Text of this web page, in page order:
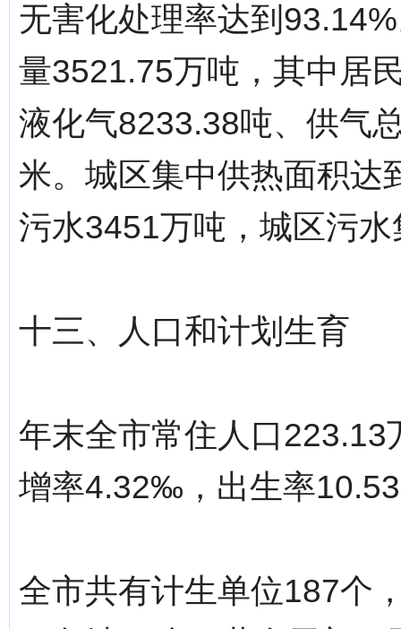
无害化处理率达到
量3521.75万吨，其中居
液化气8233.38吨、供气
米。城区集中供热面积达
污水3451万吨，城区污
十三、人口和计划生育
年末全市常住人口
增率4.32‰，出生率
全市共有计生单位187个